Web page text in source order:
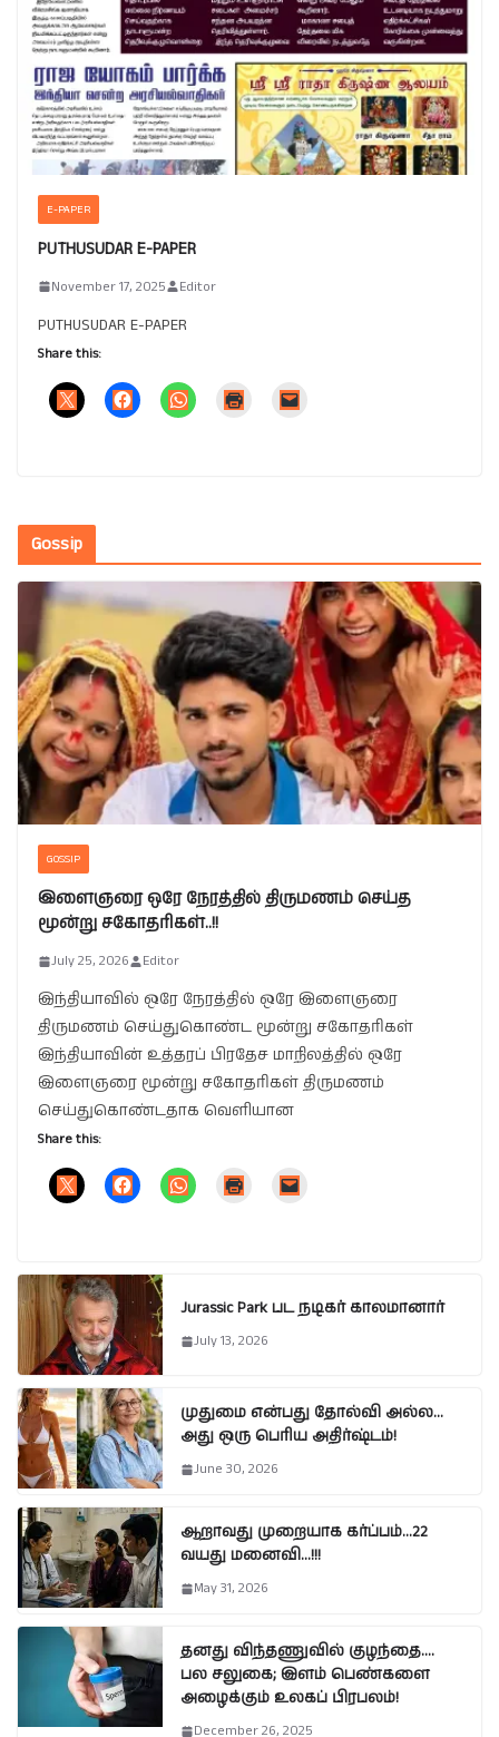
E-PAPER
PUTHUSUDAR E-PAPER
November 17, 2025 Editor
PUTHUSUDAR E-PAPER
Share this:
Gossip
GOSSIP
இளைஞரை ஒரே நேரத்தில் திருமணம் செய்த
மூன்று சகோதரிகள்..!!
July 25, 2026 Editor
இந்தியாவில் ஒரே நேரத்தில் ஒரே இளைஞரை
திருமணம் செய்துகொண்ட மூன்று சகோதரிகள்
இந்தியாவின் உத்தரப் பிரதேச மாநிலத்தில் ஒரே
இளைஞரை மூன்று சகோதரிகள் திருமணம்
செய்துகொண்டதாக வெளியான
Share this:
Jurassic Park பட நடிகர் காலமானார்
July 13, 2026
முதுமை என்பது தோல்வி அல்ல…
அது ஒரு பெரிய அதிர்ஷ்டம்!
June 30, 2026
ஆறாவது முறையாக கர்ப்பம்…22
வயது மனைவி…!!!
May 31, 2026
தனது விந்தணுவில் குழந்தை….
பல சலுகை; இளம் பெண்களை
அழைக்கும் உலகப் பிரபலம்!
December 26, 2025